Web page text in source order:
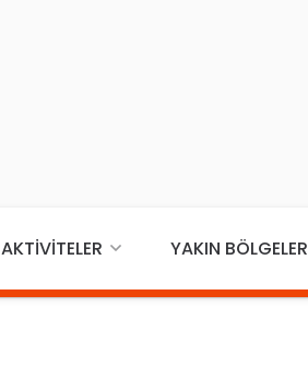
AKTIVITELER YAKIN BÖLGELER